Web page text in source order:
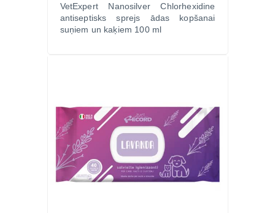
VetExpert Nanosilver Chlorhexidine
antiseptisks sprejs ādas kopšanai
suņiem un kaķiem 100 ml